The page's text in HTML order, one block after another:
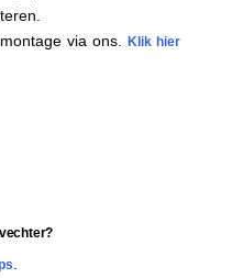
via ons. Klik hier